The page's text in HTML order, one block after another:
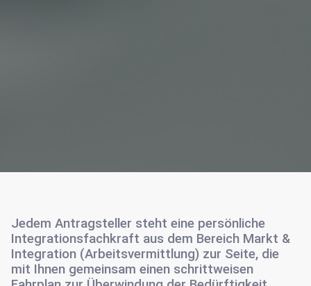
Jedem Antragsteller steht eine persönliche
Integrationsfachkraft aus dem Bereich Markt &
Integration (Arbeitsvermittlung) zur Seite, die
mit Ihnen gemeinsam einen schrittweisen